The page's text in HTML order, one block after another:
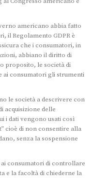
americano abbia fatto
il Regolamento GDPR è
che i consumatori, in
abbiano il diritto di
proposito, le società di
ai consumatori gli strumenti
le società a descrivere con
acquisizione delle
i dati vengono usati così
cioè di non consentire alla
senza la sospensione
consumatori di controllare
e la facoltà di chiederne la